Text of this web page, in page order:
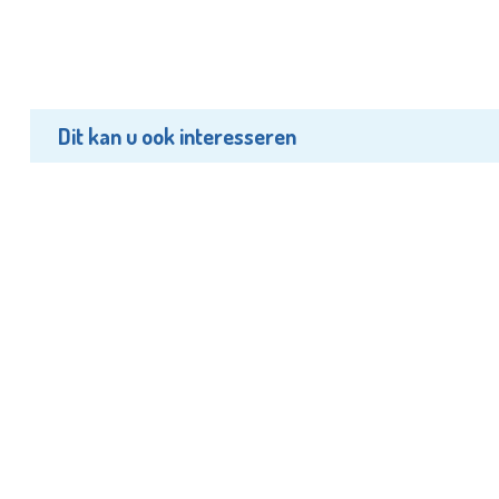
Dit kan u ook interesseren